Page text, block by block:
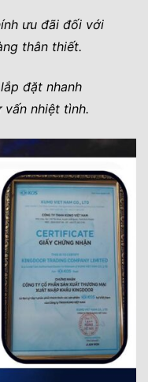
ưu đãi đối với
thân thiết.
đặt nhanh
nhiệt tình.